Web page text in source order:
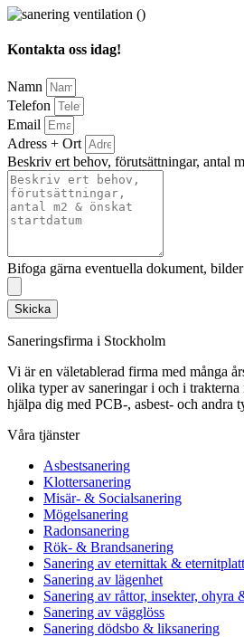
Kontakta oss idag!
Namn
Telefon
Email
Adress + Ort
Beskriv ert behov, förutsättningar, antal
Bifoga gärna eventuella dokument,
Skicka
Saneringsfirma i Stockholm
Vi är en väletablerad firma med många
olika typer av saneringar i och i
hjälpa dig med PCB-, asbest- och andra
Våra tjänster
Asbestsanering
Klottersanering
Misär- & Socialsanering
Mögelsanering
Radonsanering
Rök- & Brandsanering
Sanering av eternittak &
Sanering av lägenhet
Sanering av råttor, insekter, ohyra
Sanering av vägglöss
Sanering dödsbo & liksanering